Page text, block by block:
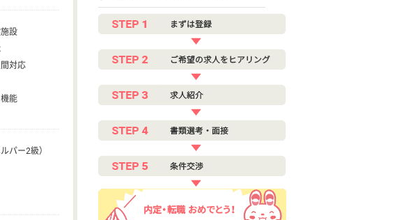
設
対応
能
パー2級）